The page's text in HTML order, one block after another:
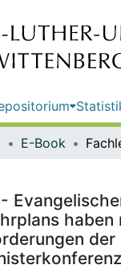
E-Book